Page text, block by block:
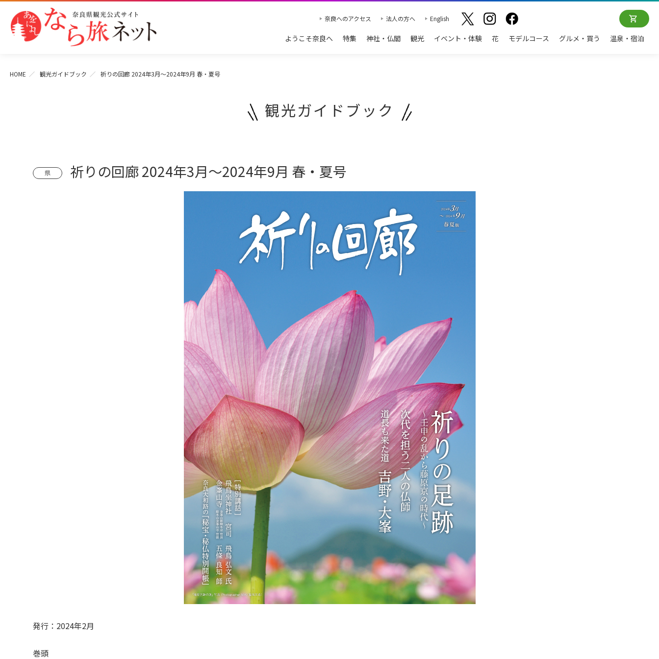
奈良へのアクセス 法人の方へ English
ようこそ奈良へ 特集 神社・仏閣 観光 イベント・体験 花 モデルコース グルメ・買う 温泉・宿泊
HOME 観光ガイドブック 祈りの回廊 2024年3月～2024年9月 春・夏号
観光ガイドブック
県 祈りの回廊 2024年3月～2024年9月 春・夏号
発行：2024年2月
巻頭